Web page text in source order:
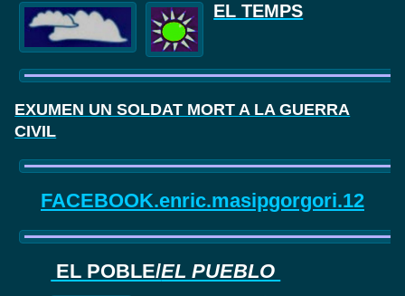
EL TEMPS
EXUMEN UN SOLDAT MORT A LA GUERRA
CIVIL
FACEBOOK.enric.masipgorgori.12
EL POBLE/EL PUEBLO